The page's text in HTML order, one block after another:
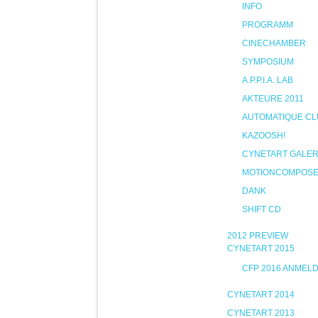
INFO
PROGRAMM
CINECHAMBER
SYMPOSIUM
A.P.P.I.A. LAB
AKTEURE 2011
AUTOMATIQUE
KAZOOSH!
CYNETART
DANK
SHIFT CD
2012 PREVIEW
CYNETART 2015
CFP 2016
CYNETART 2014
CYNETART 2013